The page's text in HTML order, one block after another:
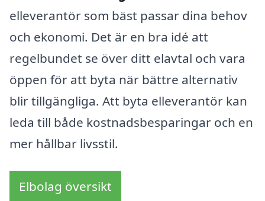
elleverantör som bäst passar dina behov
och ekonomi. Det är en bra idé att
regelbundet se över ditt elavtal och vara
öppen för att byta när bättre alternativ
blir tillgängliga. Att byta elleverantör kan
leda till både kostnadsbesparingar och en
mer hållbar livsstil.
Elbolag översikt